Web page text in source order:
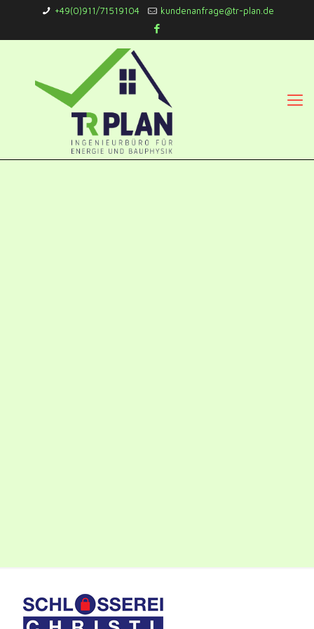
+49(0)911/71519104 kundenanfrage@tr-plan.de